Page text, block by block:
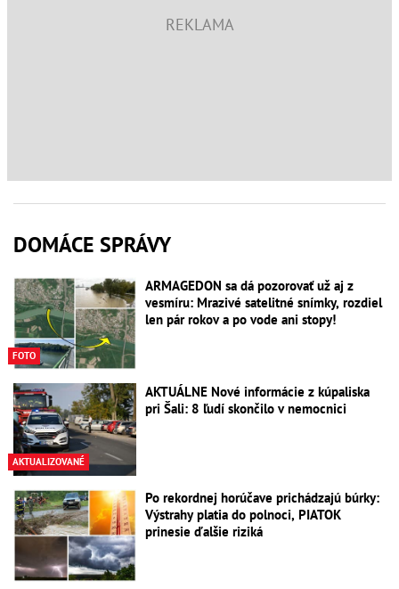
DOMÁCE SPRÁVY
FOTO
ARMAGEDON sa dá pozorovať už aj z
vesmíru: Mrazivé satelitné snímky, rozdiel
len pár rokov a po vode ani stopy!
AKTUALIZOVANÉ
AKTUÁLNE Nové informácie z kúpaliska
pri Šali: 8 ľudí skončilo v nemocnici
Po rekordnej horúčave prichádzajú búrky:
Výstrahy platia do polnoci, PIATOK
prinesie ďalšie riziká